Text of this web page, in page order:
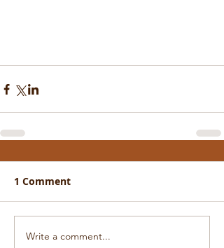
1 Comment
Write a comment...